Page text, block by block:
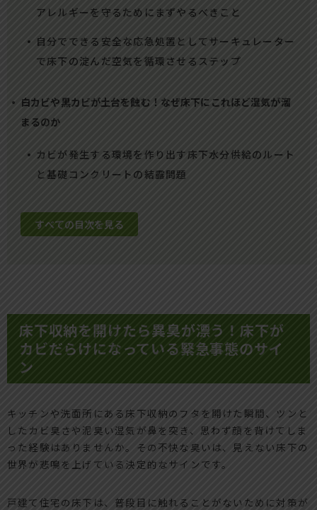
アレルギーを守るためにまずやるべきこと
自分でできる安全な応急処置としてサーキュレーター
で床下の淀んだ空気を循環させるステップ
白カビや黒カビが土台を蝕む！なぜ床下にこれほど湿気が溜
まるのか
カビが発生する環境を作り出す床下水分供給のルート
と基礎コンクリートの結露問題
すべての目次を見る
床下収納を開けたら異臭が漂う！床下が
カビだらけになっている緊急事態のサイ
ン
キッチンや洗面所にある床下収納のフタを開けた瞬間、ツンと
したカビ臭さや泥臭い湿気が鼻を突き、思わず顔を背けてしま
った経験はありませんか。その不快な臭いは、見えない床下の
世界が悲鳴を上げている決定的なサインです。
戸建て住宅の床下は、普段目に触れることがないために対策が